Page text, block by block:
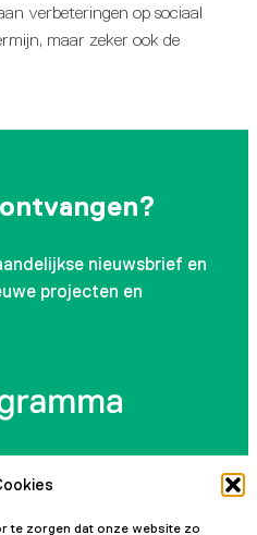
te zorgen dat onze website zo
verbeteringen op sociaal
maar zeker ook de
nieuwsbrief en
projecten en